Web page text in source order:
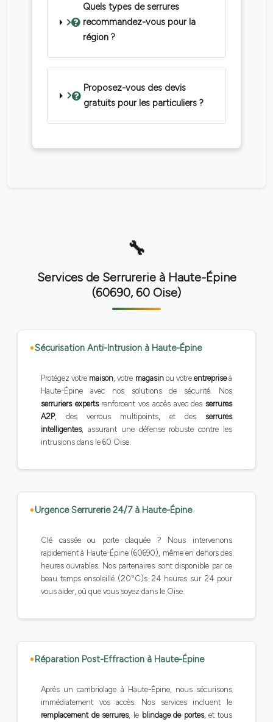
Quels types de serrures
recommandez-vous pour la
région ?
Proposez-vous des devis
gratuits pour les particuliers ?
Services de Serrurerie à Haute-Épine
(60690, 60 Oise)
Sécurisation Anti-Intrusion à Haute-Épine
Protégez votre maison, votre magasinou votre entrepriseà
Haute-Épine avec nos solutions de sécurité. Nos
serruriers expertsrenforcent vos accès avec des serrures
A2P, des verrous multipoints, et des serrures
intelligentes, assurant une défense robuste contre les
intrusions dans le 60 Oise.
Urgence Serrurerie 24/7 à Haute-Épine
Clé cassée ou porte claquée ? Nous intervenons
rapidement à Haute-Épine (60690), même en dehors des
heures ouvrables. Nos partenaires sont disponible par ce
beau temps ensoleillé (20°C)s 24 heures sur 24 pour
vous aider, où que vous soyez dans le Oise.
Réparation Post-Effraction à Haute-Épine
Après un cambriolage à Haute-Épine, nous sécurisons
immédiatement vos accès. Nos services incluent le
remplacement de serrures, le blindage de portes, et tous